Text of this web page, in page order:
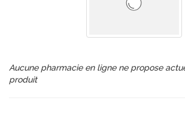
Aucune pharmacie en ligne ne propose
produit